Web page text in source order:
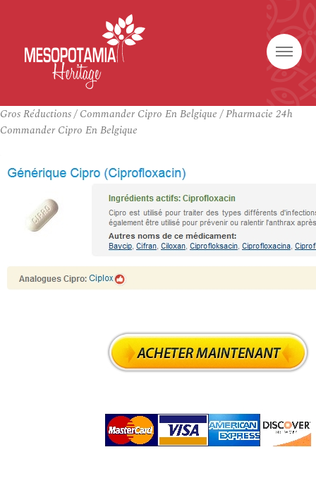
Gros Réductions / Commander Cipro En Belgique / Pharmacie 24h
Commander Cipro En Belgique